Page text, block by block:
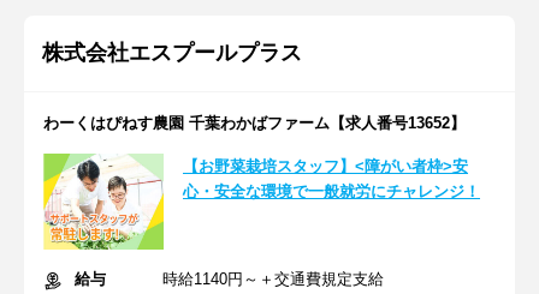
株式会社エスプールプラス
わーくはぴねす農園 千葉わかばファーム【求人番号13652】
【お野菜栽培スタッフ】<障がい者枠>安
心・安全な環境で一般就労にチャレンジ！
給与
時給1140円～＋交通費規定支給